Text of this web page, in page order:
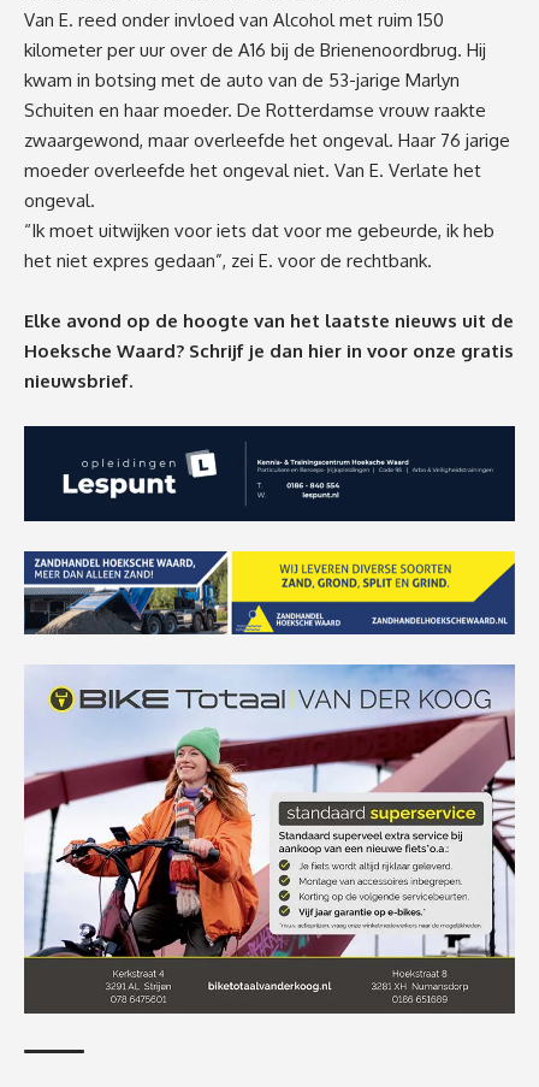
Van E. reed onder invloed van Alcohol met ruim 150
kilometer per uur over de A16 bij de Brienenoordbrug. Hij
kwam in botsing met de auto van de 53-jarige Marlyn
Schuiten en haar moeder. De Rotterdamse vrouw raakte
zwaargewond, maar overleefde het ongeval. Haar 76 jarige
moeder overleefde het ongeval niet. Van E. Verlate het
ongeval.
“Ik moet uitwijken voor iets dat voor me gebeurde, ik heb
het niet expres gedaan”, zei E. voor de rechtbank.
Elke avond op de hoogte van het laatste nieuws uit de
Hoeksche Waard? Schrijf je dan hier in voor onze gratis
nieuwsbrief.